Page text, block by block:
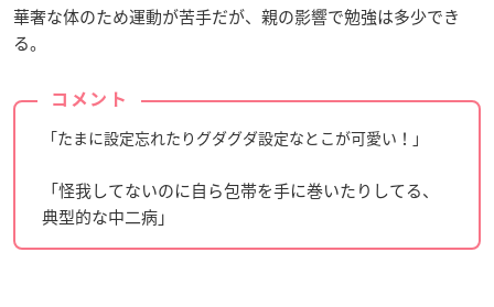
華奢な体のため運動が苦手だが、親の影響で勉強は多少でき
る。
コメント
「たまに設定忘れたりグダグダ設定なとこが可愛い！」
「怪我してないのに自ら包帯を手に巻いたりしてる、
典型的な中二病」